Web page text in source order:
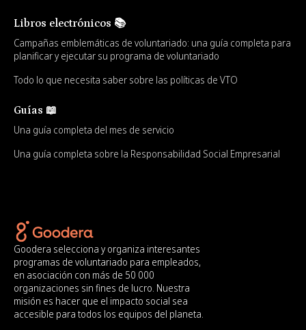
Libros electrónicos 📚
Campañas emblemáticas de voluntariado: una guía completa para
planificar y ejecutar su programa de voluntariado
Todo lo que necesita saber sobre las políticas de VTO
Guías 📖
Una guía completa del mes de servicio
Una guía completa sobre la Responsabilidad Social Empresarial
Goodera selecciona y organiza interesantes
programas de voluntariado para empleados,
en asociación con más de 50 000
organizaciones sin fines de lucro. Nuestra
misión es hacer que el impacto social sea
accesible para todos los equipos del planeta.